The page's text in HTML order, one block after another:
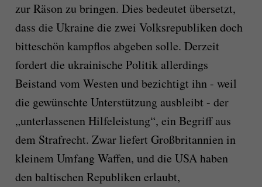
zur Räson zu bringen. Dies bedeutet übersetzt,
dass die Ukraine die zwei Volksrepubliken doch
bitteschön kampflos abgeben solle. Derzeit
fordert die ukrainische Politik allerdings
Beistand vom Westen und bezichtigt ihn - weil
die gewünschte Unterstützung ausbleibt - der
„unterlassenen Hilfeleistung“, ein Begriff aus
dem Strafrecht. Zwar liefert Großbritannien in
kleinem Umfang Waffen, und die USA haben
den baltischen Republiken erlaubt,